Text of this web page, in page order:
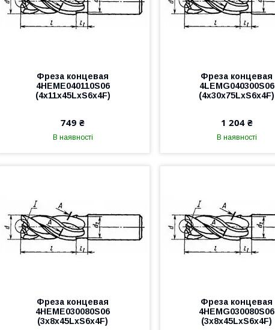
Фреза концевая
4HEME040110S06
(4x11x45LxS6x4F)
749 ₴
В наявності
Фреза концевая
4LEMG040300S06
(4x30x75LxS6x4F)
1 204 ₴
В наявності
Фреза концевая
4HEME030080S06
(3x8x45LxS6x4F)
Фреза концевая
4HEMG030080S06
(3x8x45LxS6x4F)